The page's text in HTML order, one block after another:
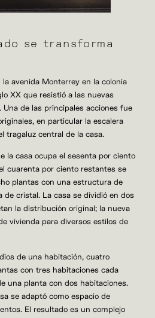
se transforma
avenida Monterrey en la colonia
XX que resistió a las nuevas
Una de las principales acciones fue
en particular la escalera
tragaluz central de la casa.
la casa ocupa el sesenta por ciento
cuarenta por ciento restantes se
plantas con una estructura de
de cristal. La casa se dividió en dos
la distribución original; la nueva
vivienda para diversos estilos de
de una habitación, cuatro
con tres habitaciones cada
una planta con dos habitaciones.
se adaptó como espacio de
El resultado es un complejo